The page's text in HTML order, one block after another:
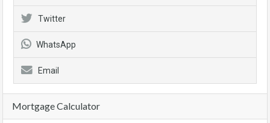
Twitter
WhatsApp
Email
Mortgage Calculator